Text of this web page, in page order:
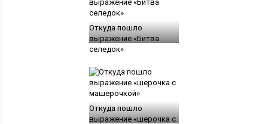
Откуда пошло
выражение «Битва
селедок»
Откуда пошло
выражение «шерочка с